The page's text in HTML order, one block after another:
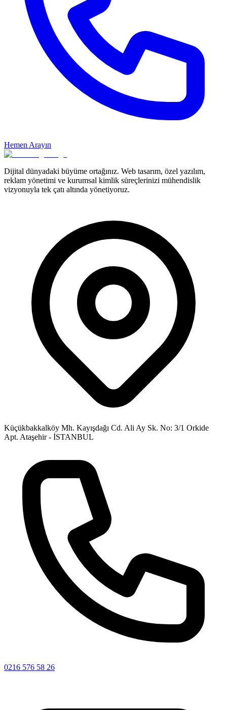
Hemen Arayın
Dijital dünyadaki büyüme ortağınız. Web tasarım, özel yazılım,
reklam yönetimi ve kurumsal kimlik süreçlerinizi mühendislik
vizyonuyla tek çatı altında yönetiyoruz.
Küçükbakkalköy Mh. Kayışdağı Cd. Ali Ay Sk. No: 3/1 Orkide
Apt. Ataşehir - İSTANBUL
0216 576 58 26